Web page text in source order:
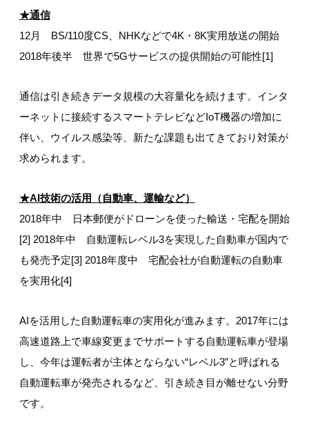
★通信
12月 BS/110度CS、NHKなどで4K・8K実用放送の開始
2018年後半 世界で5Gサービスの提供開始の可能性[1]
通信は引き続きデータ規模の大容量化を続けます。インタ
ーネットに接続するスマートテレビなどIoT機器の増加に
伴い、ウイルス感染等、新たな課題も出てきており対策が
求められます。
★AI技術の活用（自動車、運輸など）
2018年中 日本郵便がドローンを使った輸送・宅配を開始
[2] 2018年中 自動運転レベル3を実現した自動車が国内で
も発売予定[3] 2018年度中 宅配会社が自動運転の自動車
を実用化[4]
AIを活用した自動運転車の実用化が進みます。2017年には
高速道路上で車線変更までサポートする自動運転車が登場
し、今年は運転者が主体とならない“レベル3”と呼ばれる
自動運転車が発売されるなど、引き続き目が離せない分野
です。